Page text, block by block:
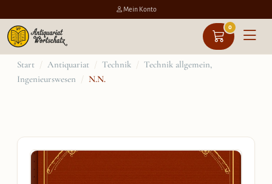
Mein Konto
0
Zum
Inhalt
Start / Antiquariat / Technik / Technik allgemein,
Ingenieurswesen / N.N.